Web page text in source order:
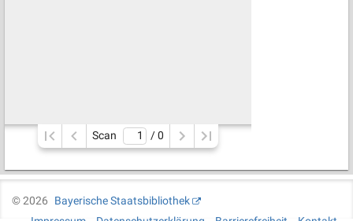
Scan / 0
©2026
Bayerische Staatsbibliothek